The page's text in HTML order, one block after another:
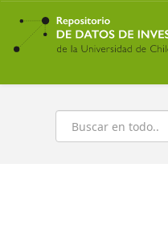
Ir
contenido
principal
Buscar